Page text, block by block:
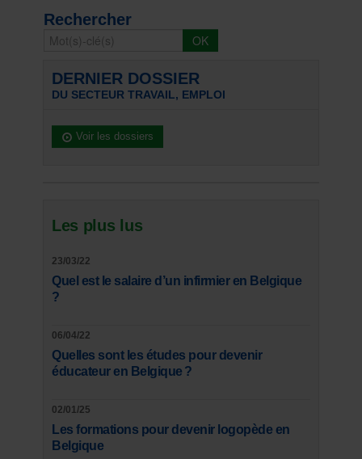
Rechercher
DERNIER DOSSIER
DU SECTEUR TRAVAIL, EMPLOI
Voir les dossiers
Les plus lus
23/03/22
Quel est le salaire d’un infirmier en Belgique
?
06/04/22
Quelles sont les études pour devenir
éducateur en Belgique ?
02/01/25
Les formations pour devenir logopède en
Belgique